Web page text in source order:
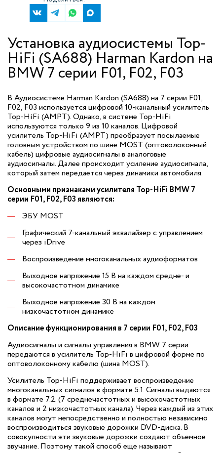
Установка аудиосистемы Top-
HiFi (SA688) Harman Kardon на
BMW 7 серии F01, F02, F03
В Аудиосистеме Harman Kardon (SA688) на 7 серии F01,
F02, F03 используется цифровой 10-канальный усилитель
Top-HiFi (AMPT). Однако, в системе Top-HiFi
используются только 9 из 10 каналов. Цифровой
усилитель Top-HiFi (AMPT) преобразует посылаемые
головным устройством по шине MOST (оптоволоконный
кабель) цифровые аудиосигналы в аналоговые
аудиосигналы. Далее происходит усиление аудиосигнала,
который затем передается через динамики автомобиля.
Основными признаками усилителя Top-HiFi BMW 7
серии F01, F02, F03 являются:
ЭБУ MOST
Графический 7-канальный эквалайзер с управлением
через iDrive
Воспроизведение многоканальных аудиоформатов
Выходное напряжение 15 В на каждом средне- и
высокочастотном динамике
Выходное напряжение 30 В на каждом
низкочастотном динамике
Описание функционирования в 7 серии F01, F02, F03
Аудиосигналы и сигналы управления в BMW 7 серии
передаются в усилитель Top-HiFi в цифровой форме по
оптоволоконному кабелю (шина MOST).
Усилитель Top-HiFi поддерживает воспроизведение
многоканальных сигналов в формате 5.1. Сигналы выдаются
в формате 7.2. (7 среднечастотных и высокочастотных
каналов и 2 низкочастотных канала). Через каждый из этих
каналов могут непосредственно и полностью независимо
воспроизводиться звуковые дорожки DVD-диска. В
совокупности эти звуковые дорожки создают объемное
звучание. Поэтому такой способ еще называют